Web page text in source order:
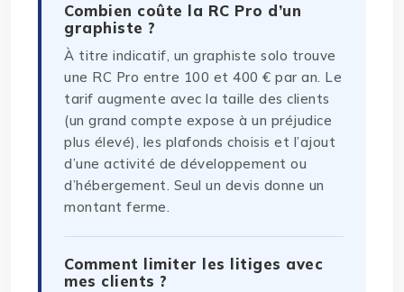
Combien coûte la RC Pro d’un
graphiste ?
À titre indicatif, un graphiste solo trouve
une RC Pro entre 100 et 400 € par an. Le
tarif augmente avec la taille des clients
(un grand compte expose à un préjudice
plus élevé), les plafonds choisis et l’ajout
d’une activité de développement ou
d’hébergement. Seul un devis donne un
montant ferme.
Comment limiter les litiges avec
mes clients ?